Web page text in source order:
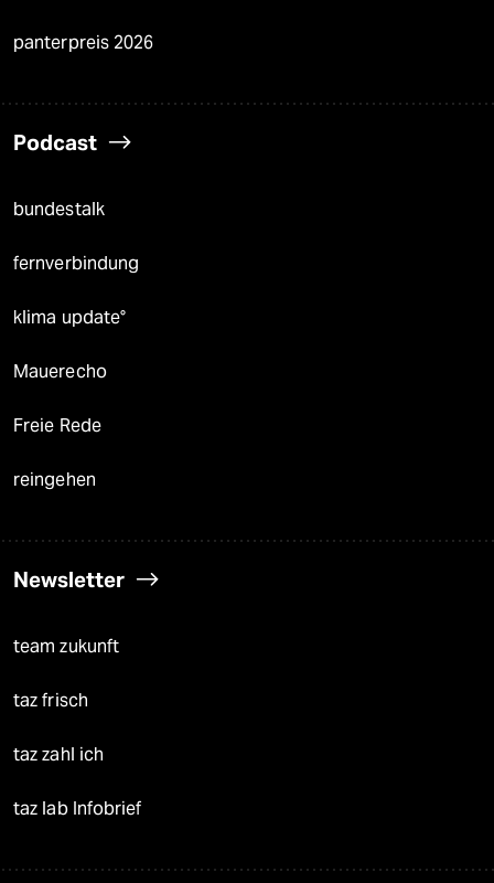
panterpreis 2026
Podcast
bundestalk
fernverbindung
klima update°
Mauerecho
Freie Rede
reingehen
Newsletter
team zukunft
taz frisch
taz zahl ich
taz lab Infobrief